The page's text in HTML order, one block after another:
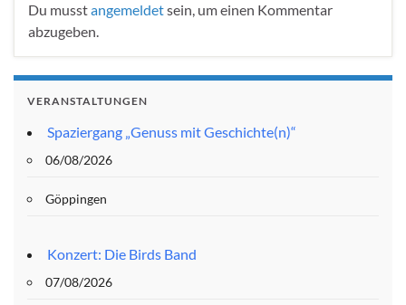
Du musstangemeldetsein, um einen Kommentar
abzugeben.
VERANSTALTUNGEN
Spaziergang „Genuss mit Geschichte(n)“
06/08/2026
Göppingen
Konzert: Die Birds Band
07/08/2026